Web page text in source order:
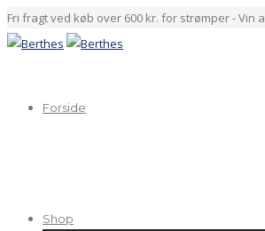
Fri fragt ved køb over 600 kr. for strømper -
Forside
Shop